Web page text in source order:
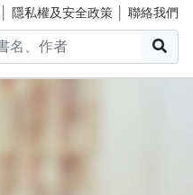
隱私權及安全政策 聯絡我們